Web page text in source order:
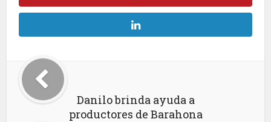
Danilo brinda ayuda a
productores de Barahona